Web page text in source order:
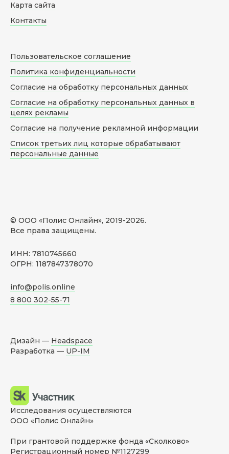
© ООО «Полис Онлайн», 2019-2026.
Все права защищены.
ИНН: 7810745660
ОГРН: 1187847378070
info@polis.online
8 800 302-55-71
Карта сайта
Контакты
Пользовательское соглашение
Политика конфиденциальности
Согласие на обработку персональных данных
Согласие на обработку персональных данных в
целях рекламы
Согласие на получение рекламной информации
Список третьих лиц которые обрабатывают
персональные данные
Дизайн — Headspace
Разработка — UP-IM
Исследования осуществляются
ООО «Полис Онлайн»
При грантовой поддержке фонда «Сколково»
Регистрационный номер №1127299